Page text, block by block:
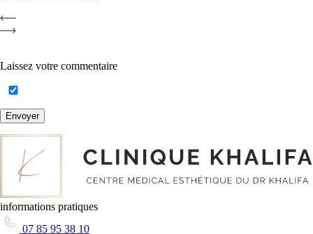
Laissez votre commentaire
Envoyer
informations pratiques
07 85 95 38 10